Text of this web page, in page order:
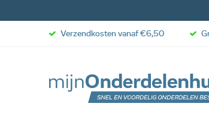
Verzendkosten vanaf €6,50